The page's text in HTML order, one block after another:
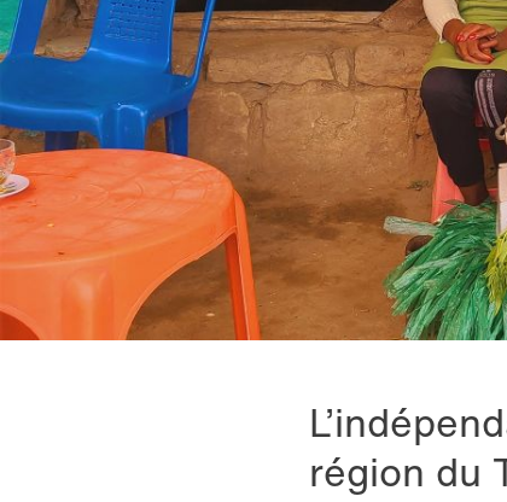
région du